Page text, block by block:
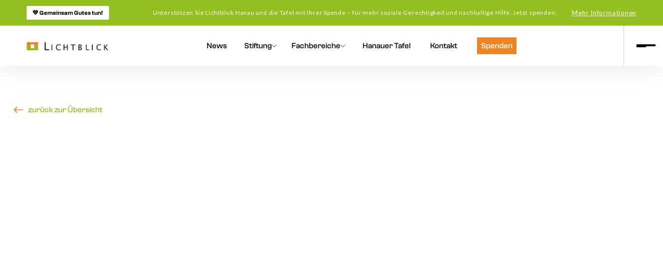
💚 Gemeinsam Gutes tun! Unterstützen Sie Lichtblick Hanau und die Tafel mit Ihrer Spende – für mehr soziale Gerechtigkeit und nachhaltige Hilfe. Jetzt spenden: Mehr Informationen
News Stiftung Fachbereiche Hanauer Tafel Kontakt Spenden
zurück zur Übersicht